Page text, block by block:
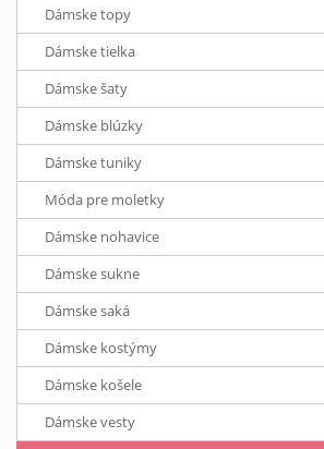
Dámske topy
Dámske tielka
Dámske šaty
Dámske blúzky
Dámske tuniky
Móda pre moletky
Dámske nohavice
Dámske sukne
Dámske saká
Dámske kostýmy
Dámske košele
Dámske vesty